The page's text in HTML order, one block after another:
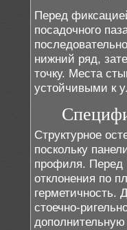
Перед
посадочного
нижний ряд,
точку. Места
устойчивыми к
Структурное
поскольку
профиля. Перед
отклонения по
герметичность.
стоечно-
дополнительную